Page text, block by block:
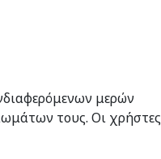
μερών
τους. Οι χρήστες